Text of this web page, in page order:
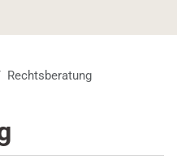
Rechtsberatung